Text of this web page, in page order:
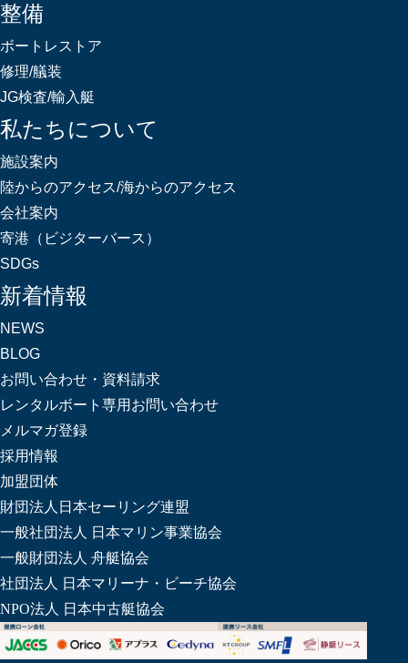
整備
ボートレストア
修理/艤装
JG検査/輸入艇
私たちについて
施設案内
陸からのアクセス/海からのアクセス
会社案内
寄港（ビジターバース）
SDGs
新着情報
NEWS
BLOG
お問い合わせ・資料請求
レンタルボート専用お問い合わせ
メルマガ登録
採用情報
加盟団体
財団法人日本セーリング連盟
一般社団法人 日本マリン事業協会
一般財団法人 舟艇協会
社団法人 日本マリーナ・ビーチ協会
NPO法人 日本中古艇協会